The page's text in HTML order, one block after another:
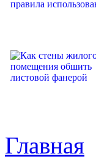
Главная